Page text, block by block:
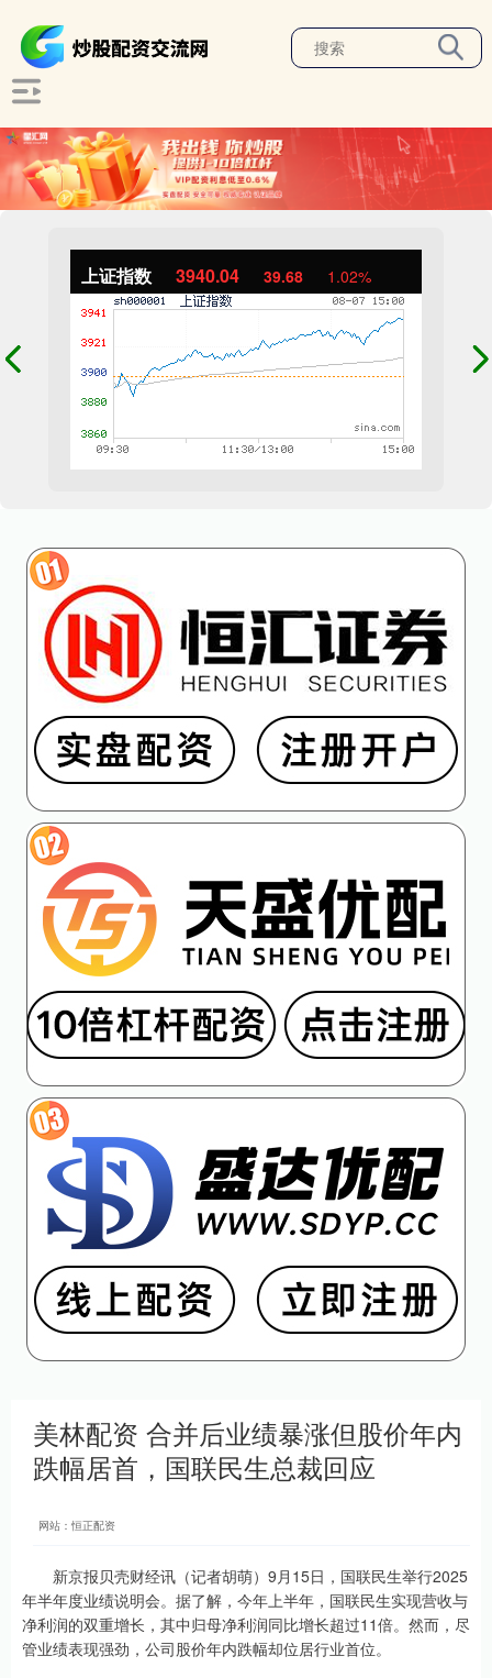
上证指数 3940.04 39.68 1.02%
美林配资 合并后业绩暴涨但股价年内
跌幅居首，国联民生总裁回应
网站：恒正配资
新京报贝壳财经讯（记者胡萌）9月15日，国联民生举行2025
年半年度业绩说明会。据了解，今年上半年，国联民生实现营收与
净利润的双重增长，其中归母净利润同比增长超过11倍。然而，尽
管业绩表现强劲，公司股价年内跌幅却位居行业首位。